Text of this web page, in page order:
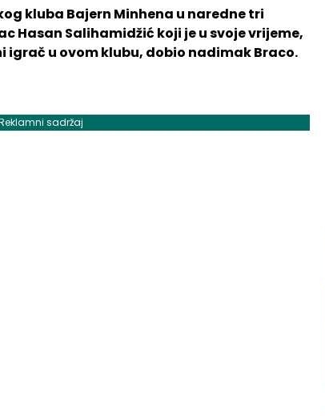
kluba Bajern Minhena u naredne tri
Hasan Salihamidžić koji je u svoje vrijeme,
u ovom klubu, dobio nadimak Braco.
sadržaj